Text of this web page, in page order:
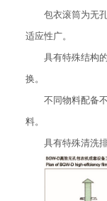
包衣滚筒为无
适应性广。
具有特殊结构
换。
不同物料配备
料。
具有特殊清洗